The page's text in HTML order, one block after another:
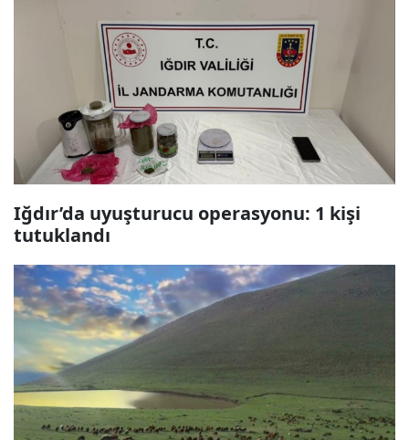
Iğdır’da uyuşturucu operasyonu: 1 kişi
tutuklandı